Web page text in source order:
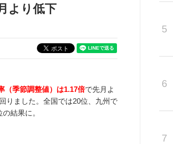
より低下
（季節調整値）は1.17倍で先月よ
りました。全国では20位、九州で
結果に。
5
6
7